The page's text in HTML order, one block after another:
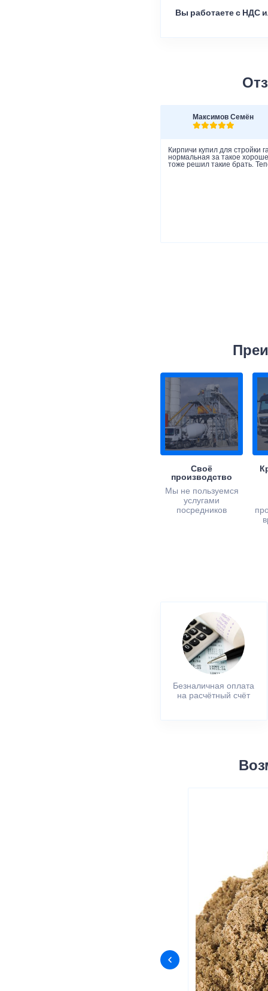
Вы работаете с НДС
Максимов Семён
Кирпичи купил для стройки
нормальная за такое
тоже решил такие брать.
Своё
производство
Мы не пользуемся
услугами
посредников
Безналичная оплата
на расчётный счёт